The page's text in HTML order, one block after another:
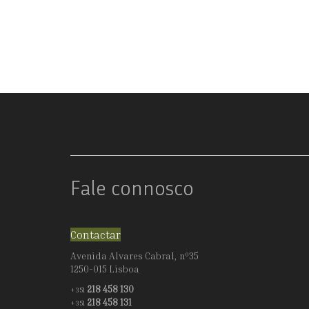
Fale connosco
Contactar
Avenida Alvares Cabral, nº35
1250-015 Lisboa
+351 218 458 130
+351 218 458 131